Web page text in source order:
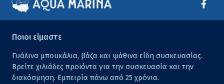
Ποιοι είμαστε
Γυάλινα μπουκάλια, βάζα και ψάθινα είδη συσκευασίας.
Βρείτε χιλιάδες προϊόντα για την συσκευασία και την
διακόσμηση. Εμπειρία πάνω από 25 χρόνια.